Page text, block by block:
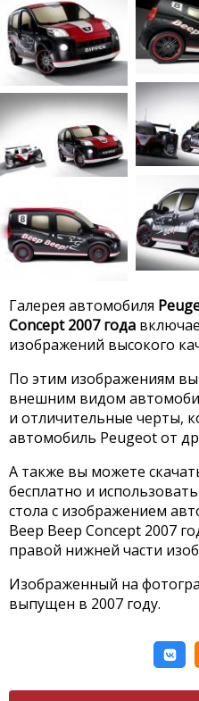
Галерея автомобиля
Concept 2007 года
изображений высокого
По этим изображениям
внешним видом
и отличительные черты,
автомобиль Peugeot от
А также вы можете
бесплатно и
стола с изображением
Beep Beep Concept 2007
правой нижней части
Изображенный на
выпущен в 2007 году.